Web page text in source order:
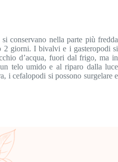
conservano nella parte più fredda
giorni. I bivalvi e i gasteropodi si
d’acqua, fuori dal frigo, ma in
telo umido e al riparo dalla luce
i cefalopodi si possono surgelare e